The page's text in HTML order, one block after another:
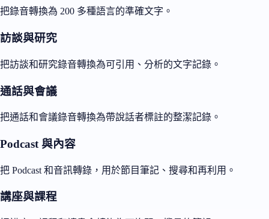
把錄音轉換為 200 多種語言的準確文字。
訪談與研究
把訪談和研究錄音轉換為可引用、分析的文字記錄。
通話與會議
把通話和會議錄音轉換為帶說話者標註的整潔記錄。
Podcast 與內容
把 Podcast 和音訊轉錄，用於節目筆記、搜尋和再利用。
講座與課程